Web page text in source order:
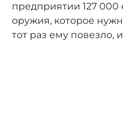
предприятии 127 000
оружия, которое
тот раз ему повезло,